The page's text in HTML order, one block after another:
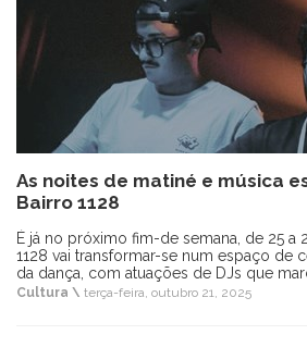
As noites de matiné e música
Bairro 1128
É já no próximo fim-de semana, de 25 a
1128 vai transformar-se num espaço de
da dança, com atuações de DJs que
Cultura \ terça-feira, outubro 21, 2025